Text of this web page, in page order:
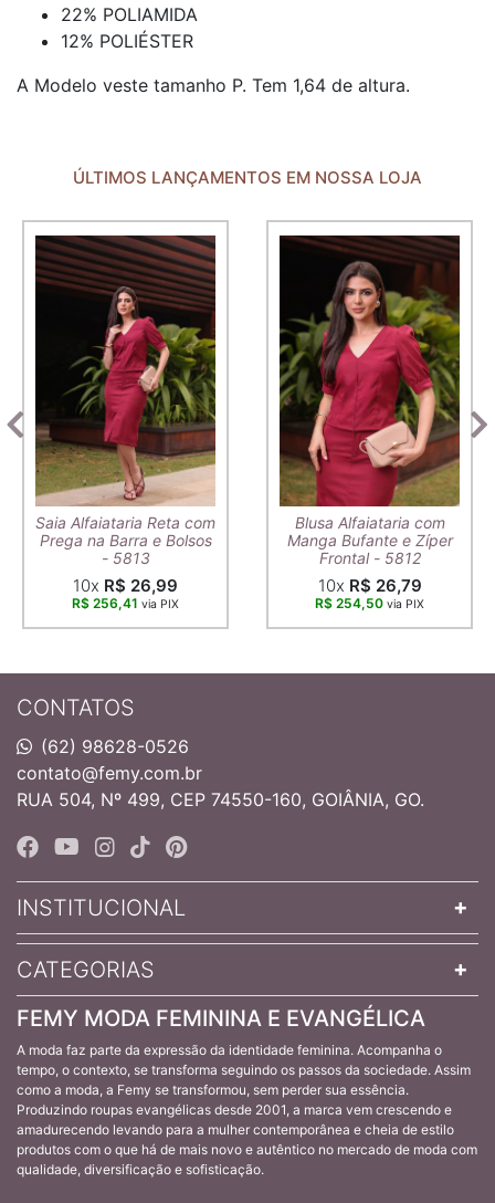
22% POLIAMIDA
12% POLIÉSTER
A Modelo veste tamanho P. Tem 1,64 de altura.
ÚLTIMOS LANÇAMENTOS EM NOSSA LOJA
Saia Alfaiataria Reta com
Prega na Barra e Bolsos
- 5813
10x R$ 26,99
R$ 256,41 via PIX
Blusa Alfaiataria com
Manga Bufante e Zíper
Frontal - 5812
10x R$ 26,79
R$ 254,50 via PIX
CONTATOS
(62) 98628-0526
contato@femy.com.br
RUA 504, Nº 499, CEP 74550-160, GOIÂNIA, GO.
INSTITUCIONAL
CATEGORIAS
FEMY MODA FEMININA E EVANGÉLICA
A moda faz parte da expressão da identidade feminina. Acompanha o
tempo, o contexto, se transforma seguindo os passos da sociedade. Assim
como a moda, a Femy se transformou, sem perder sua essência.
Produzindo roupas evangélicas desde 2001, a marca vem crescendo e
amadurecendo levando para a mulher contemporânea e cheia de estilo
produtos com o que há de mais novo e autêntico no mercado de moda com
qualidade, diversificação e sofisticação.